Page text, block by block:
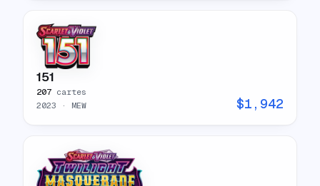
151
207 cartes
2023 · MEW $1,942